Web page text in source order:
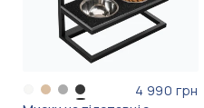
4 990 грн